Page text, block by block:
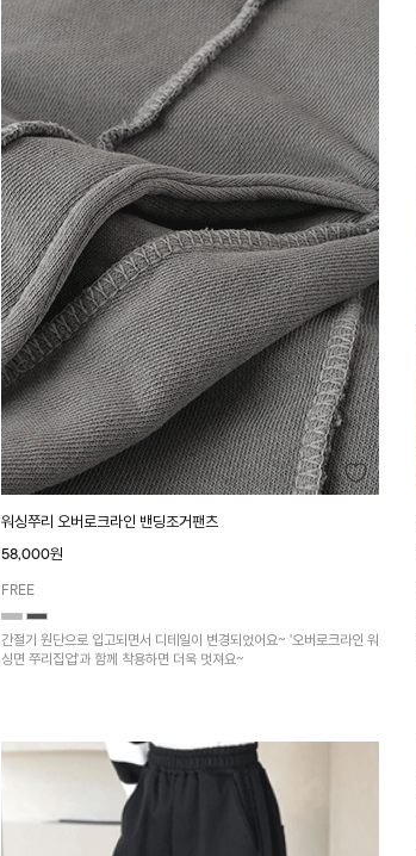
워싱쭈리 오버로크라인 밴딩조거팬츠
58,000원
FREE
간절기 원단으로 입고되면서 디테일이 변경되었어요~ '오버로크라인 워
싱면 쭈리집업'과 함께 착용하면 더욱 멋져요~